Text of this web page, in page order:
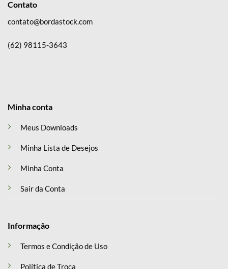
Minha conta
Meus Downloads
Minha Lista de Desejos
Minha Conta
Sair da Conta
Informação
Termos e Condição de Uso
Política de Troca
Contato
contato@bordastock.com
(62) 98115-3643